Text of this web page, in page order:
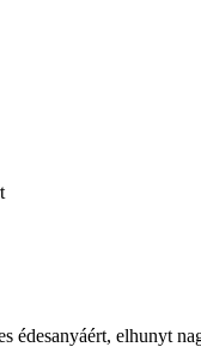
édesanyáért, elhunyt